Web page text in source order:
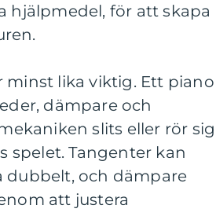
hjälpmedel, för att skapa
minst lika viktig. Ett piano
dämpare och
slits eller rör sig
spelet. Tangenter kan
dubbelt, och dämpare
att justera